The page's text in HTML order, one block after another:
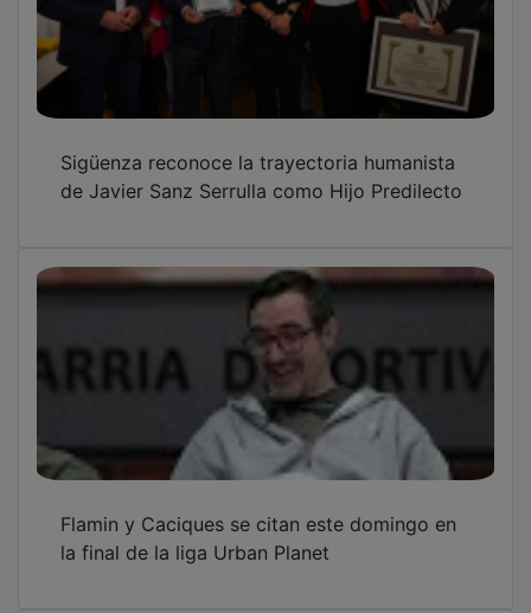
Flamin y Caciques se citan este domingo en
la final de la liga Urban Planet
La fe vence al temporal en la 60ª Marcha
Diocesana a Barbatona
OTRAS NOTICIAS